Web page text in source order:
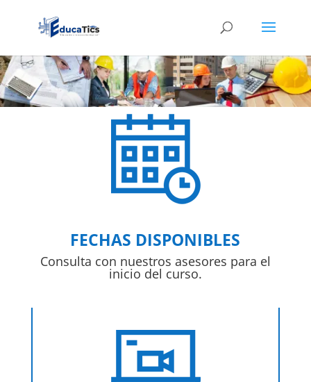
FECHAS DISPONIBLES
Consulta con nuestros asesores para el
inicio del curso.